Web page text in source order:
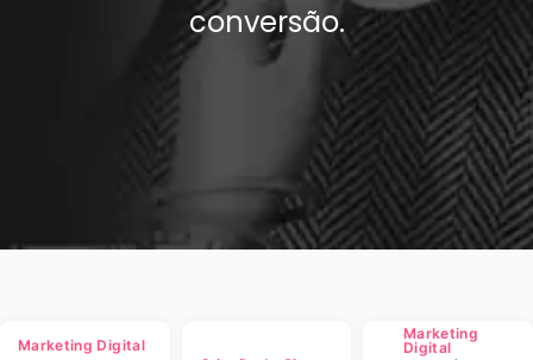
conversão.
Marketing Digital
Marketing
Digital